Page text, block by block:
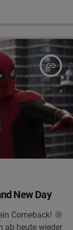
weiteren Fällen
Saarburg
Außerdem rät
und
insert_link
New Day
Comeback!
ab heute wieder